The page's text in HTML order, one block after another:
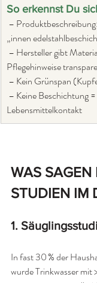
So erkennst Du
„innen
Pflegehinweise
– Kein Grünspan
Lebensmittelkontakt
WAS SAGEN
STUDIEN IM
1.
In fast 30 % der
wurde Trinkwasser mit